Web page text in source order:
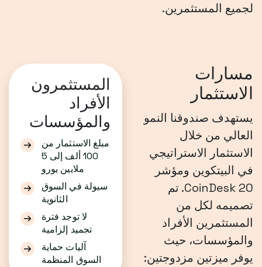
لجميع المستثمرين.
مسارات
الاستثمار
يستهدف صندوقنا النمو
العالي من خلال
الاستثمار الاستراتيجي
في البيتكوين ومؤشر
CoinDesk 20. تم
تصميمه لكل من
المستثمرين الأفراد
والمؤسسات، حيث
يوفر ميزتين مزدوجتين:
المستثمرون
الأفراد
والمؤسسات
مبلغ الاستثمار من
100 ألف إلى 5
ملايين يورو
سيولة في السوق
الثانوية
لا توجد فترة
تجميد إلزامية
آليات حماية
السوق المنظمة